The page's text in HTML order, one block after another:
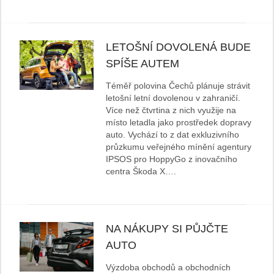
LETOŠNÍ DOVOLENÁ BUDE
SPÍŠE AUTEM
Téměř polovina Čechů plánuje strávit
letošní letní dovolenou v zahraničí.
Více než čtvrtina z nich využije na
místo letadla jako prostředek dopravy
auto. Vychází to z dat exkluzivního
průzkumu veřejného mínění agentury
IPSOS pro HoppyGo z inovačního
centra Škoda X….
NA NÁKUPY SI PŮJČTE
AUTO
Výzdoba obchodů a obchodních